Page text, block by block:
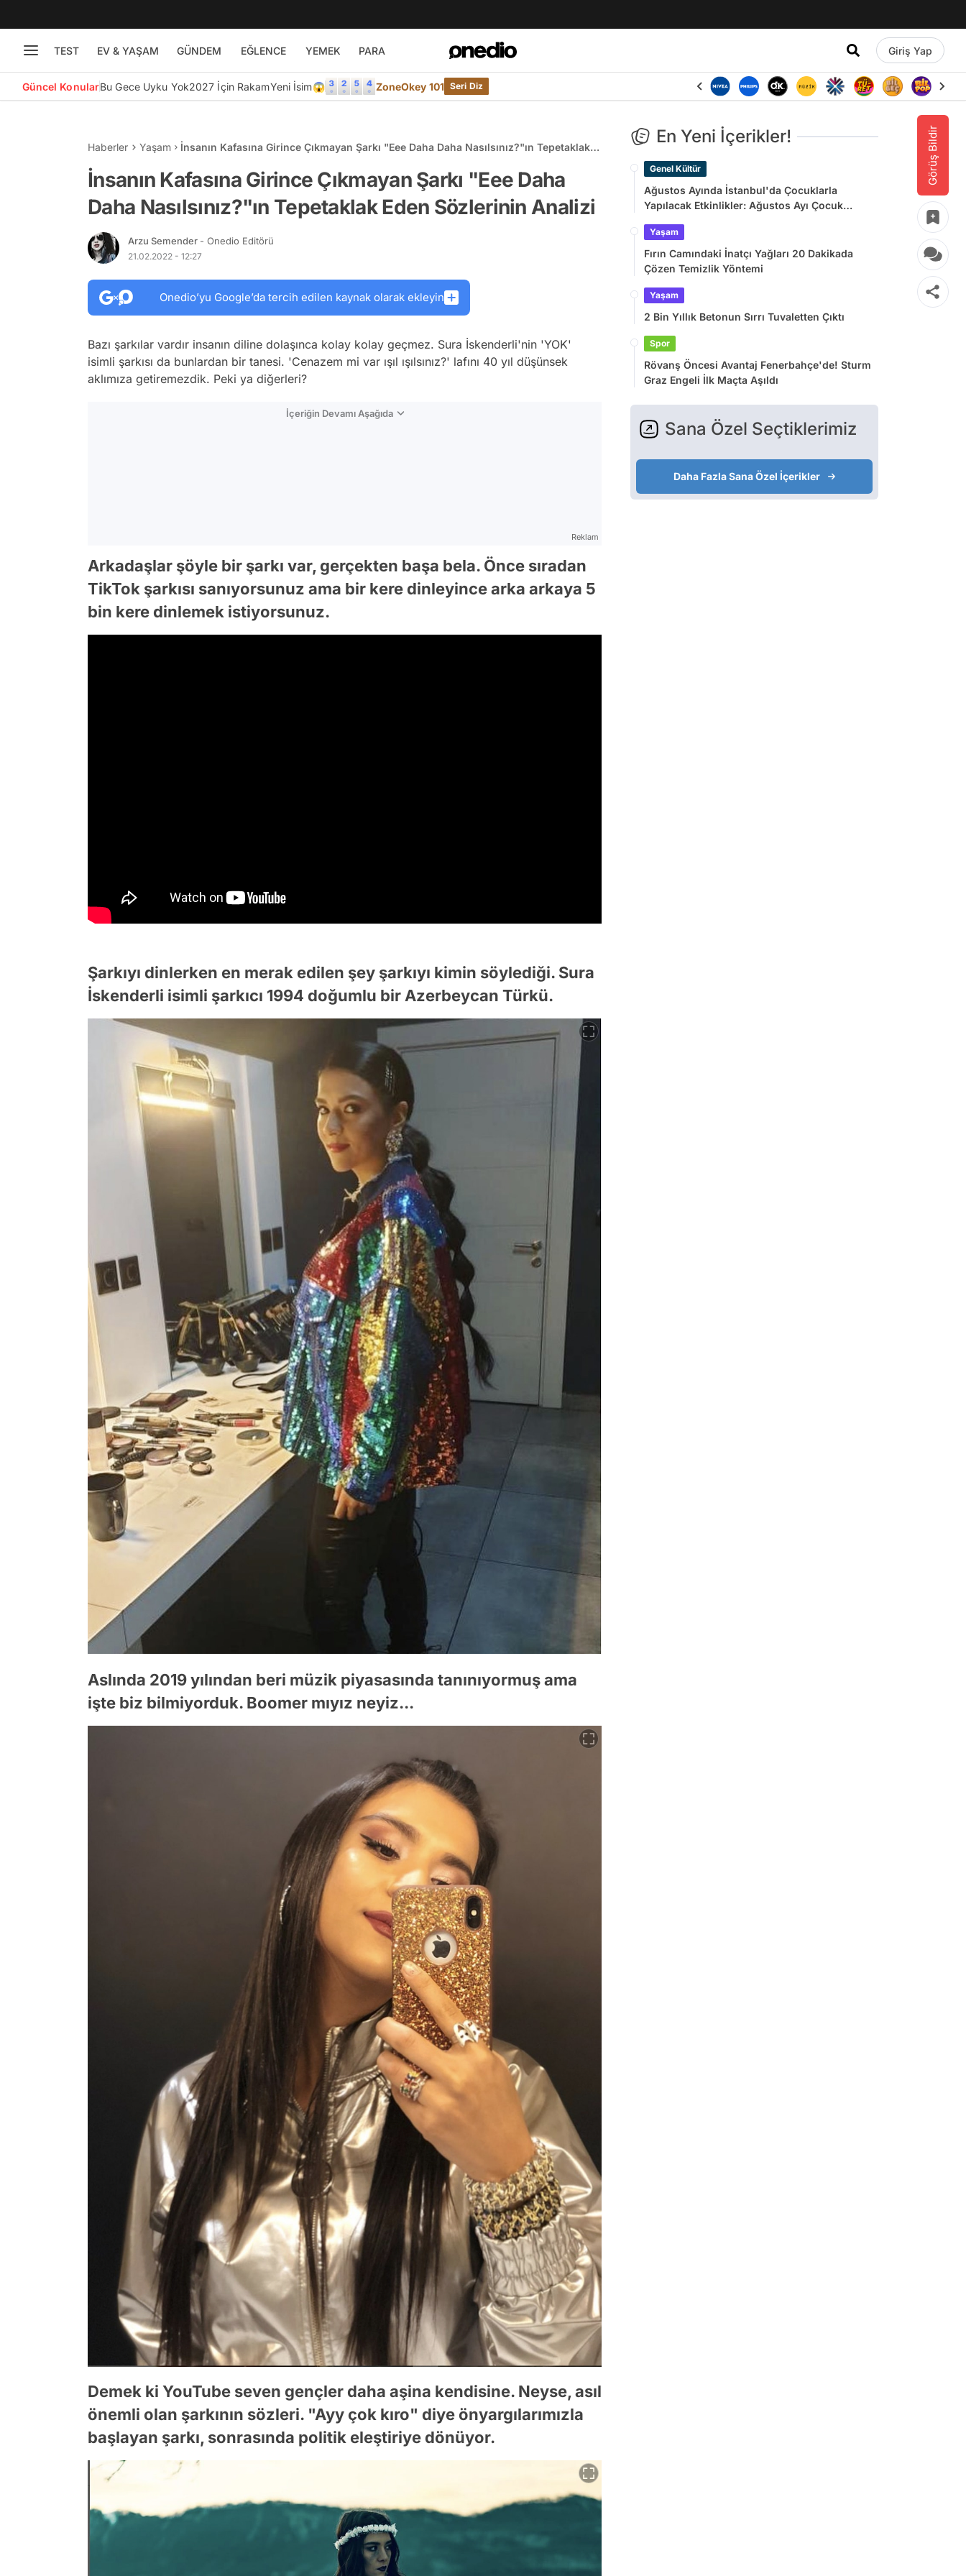
TEST EV & YAŞAM GÜNDEM EĞLENCE YEMEK PARA Giriş Yap
Güncel KonularBu Gece Uyku Yok2027 İçin RakamYeni İsim😱 ZoneOkey 101 Seri Diz
Görüş Bildir
Haberler Yaşam
İnsanın Kafasına Girince Çıkmayan Şarkı "Eee Daha Daha Nasılsınız?"ın Tepetaklak
İnsanın Kafasına Girince Çıkmayan Şarkı "Eee Daha
Daha Nasılsınız?"ın Tepetaklak Eden Sözlerinin Analizi
Arzu Semender - Onedio Editörü
21.02.2022 - 12:27
Onedio’yu Google’da tercih edilen kaynak olarak ekleyin
Bazı şarkılar vardır insanın diline dolaşınca kolay kolay geçmez. Sura İskenderli'nin 'YOK'
isimli şarkısı da bunlardan bir tanesi. 'Cenazem mi var ışıl ışılsınız?' lafını 40 yıl düşünsek
aklımıza getiremezdik. Peki ya diğerleri?
İçeriğin Devamı Aşağıda
Reklam
Arkadaşlar şöyle bir şarkı var, gerçekten başa bela. Önce sıradan
TikTok şarkısı sanıyorsunuz ama bir kere dinleyince arka arkaya 5
bin kere dinlemek istiyorsunuz.
Şarkıyı dinlerken en merak edilen şey şarkıyı kimin söylediği. Sura
İskenderli isimli şarkıcı 1994 doğumlu bir Azerbeycan Türkü.
Aslında 2019 yılından beri müzik piyasasında tanınıyormuş ama
işte biz bilmiyorduk. Boomer mıyız neyiz...
Demek ki YouTube seven gençler daha aşina kendisine. Neyse, asıl
önemli olan şarkının sözleri. "Ayy çok kıro" diye önyargılarımızla
başlayan şarkı, sonrasında politik eleştiriye dönüyor.
En Yeni İçerikler!
Genel Kültür
Ağustos Ayında İstanbul'da Çocuklarla
Yapılacak Etkinlikler: Ağustos Ayı Çocuk
Yaşam
Fırın Camındaki İnatçı Yağları 20 Dakikada
Çözen Temizlik Yöntemi
Yaşam
2 Bin Yıllık Betonun Sırrı Tuvaletten Çıktı
Spor
Rövanş Öncesi Avantaj Fenerbahçe'de! Sturm
Graz Engeli İlk Maçta Aşıldı
Sana Özel Seçtiklerimiz
Daha Fazla Sana Özel İçerikler